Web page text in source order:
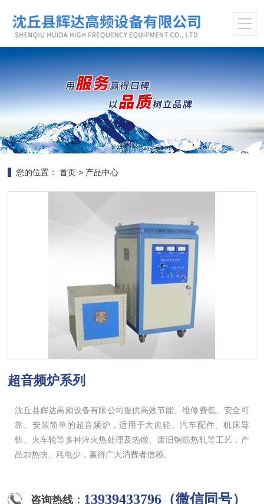
您的位置： 首页 > 产品中心
超音频炉系列
沈丘县辉达高频设备有限公司提供高效节能、维修费低、安全可
靠、安装简单的超音频炉，适用于大齿轮、汽车配件、机床导
轨、火车轮等多种淬火热处理及热镦、废旧钢筋热轧等工艺，产
品加热快、耗电少，赢得广大消费者信赖。
咨询热线： 13939433796（微信同号）